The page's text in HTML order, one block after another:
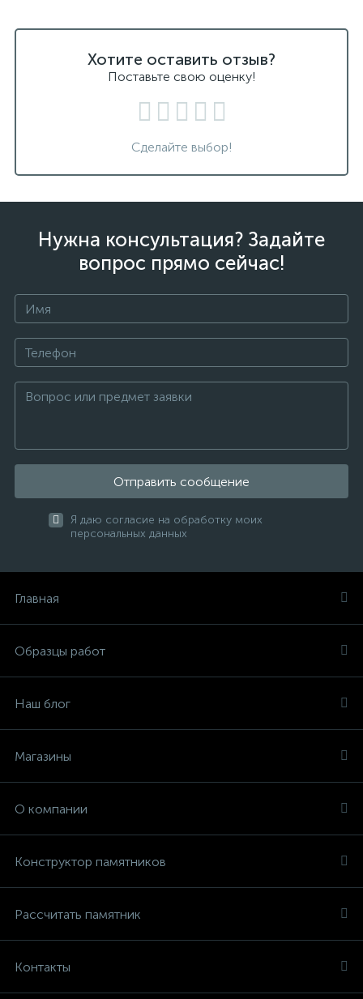
Хотите оставить отзыв?
Поставьте свою оценку!
Сделайте выбор!
Нужна консультация? Задайте
вопрос прямо сейчас!
Отправить сообщение
Я даю согласие на обработку моих
персональных данных
Главная
Образцы работ
Наш блог
Магазины
О компании
Конструктор памятников
Рассчитать памятник
Контакты